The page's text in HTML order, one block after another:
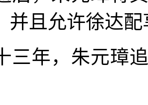
并且允许徐达
三年，朱元璋